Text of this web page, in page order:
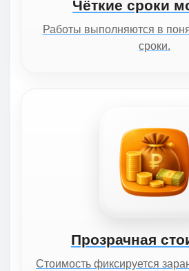
Чёткие сроки
Работы выполняются в
сроки.
Прозрачная
Стоимость фиксируется